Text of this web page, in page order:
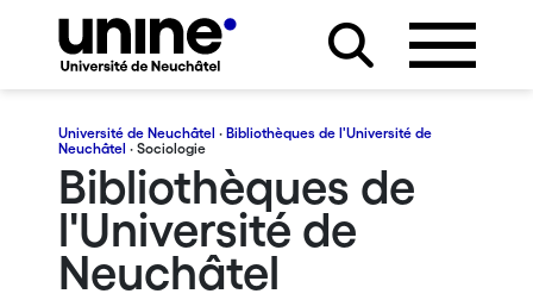
Université de Neuchâtel · Bibliothèques de l'Université de
Neuchâtel · Sociologie
Bibliothèques de
l'Université de
Neuchâtel